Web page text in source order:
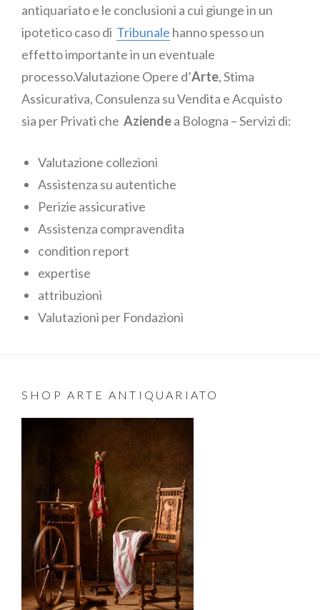
antiquariato e le conclusioni a cui giunge in un
ipotetico caso di Tribunale hanno spesso un
effetto importante in un eventuale
processo.Valutazione Opere d’Arte, Stima
Assicurativa, Consulenza su Vendita e Acquisto
sia per Privati che Aziendea Bologna – Servizi di:
Valutazione collezioni
Assistenza su autentiche
Perizie assicurative
Assistenza compravendita
condition report
expertise
attribuzioni
Valutazioni per Fondazioni
SHOP ARTE ANTIQUARIATO